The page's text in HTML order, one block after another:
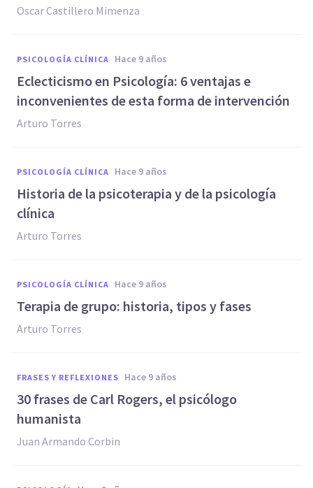
Oscar Castillero Mimenza
PSICOLOGÍA CLÍNICA hace 9 años
Eclecticismo en Psicología: 6 ventajas e
inconvenientes de esta forma de intervención
Arturo Torres
PSICOLOGÍA CLÍNICA hace 9 años
Historia de la psicoterapia y de la psicología
clínica
Arturo Torres
PSICOLOGÍA CLÍNICA hace 9 años
Terapia de grupo: historia, tipos y fases
Arturo Torres
FRASES Y REFLEXIONES hace 9 años
30 frases de Carl Rogers, el psicólogo
humanista
Juan Armando Corbin